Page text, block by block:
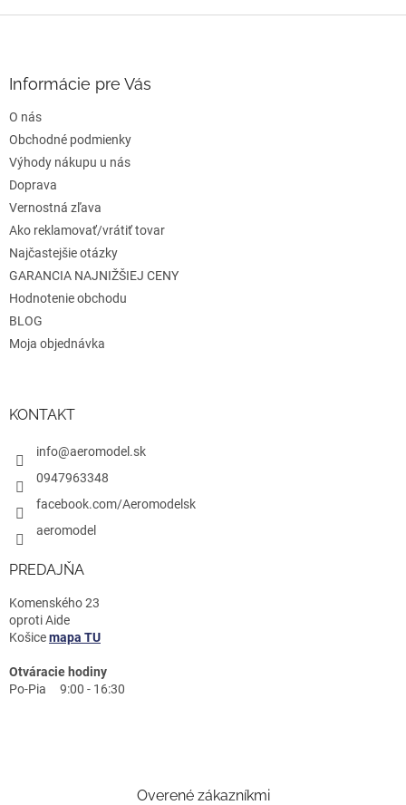
v
e
Informácie pre Vás
O nás
Obchodné podmienky
Výhody nákupu u nás
Doprava
Vernostná zľava
Ako reklamovať/vrátiť tovar
Najčastejšie otázky
GARANCIA NAJNIŽŠIEJ CENY
Hodnotenie obchodu
BLOG
Moja objednávka
KONTAKT
info@aeromodel.sk
0947963348
facebook.com/Aeromodelsk
aeromodel
PREDAJŇA
Komenského 23
oproti Aide
Košicemapa TU
Otváracie hodiny
Po-Pia 9:00 - 16:30
Overené zákazníkmi